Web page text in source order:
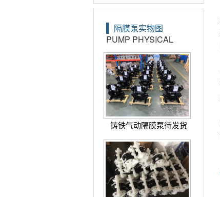
隔膜泵实物图
PUMP PHYSICAL
铸铁气动隔膜泵待发货